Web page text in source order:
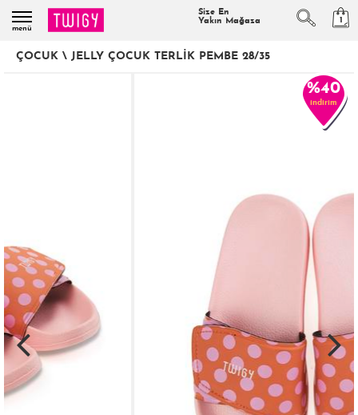
menü
Size En
Yakın Mağaza
1
ÇOCUK \ JELLY ÇOCUK TERLIK PEMBE 28/35
%40
indirim